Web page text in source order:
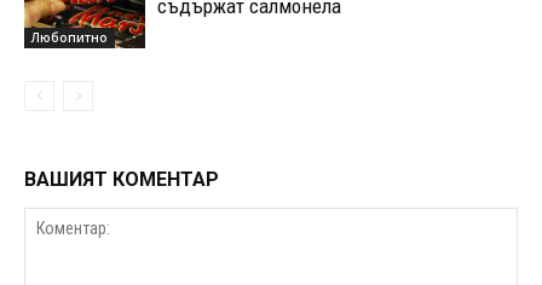
Любопитно
съдържат салмонела
ВАШИЯТ КОМЕНТАР